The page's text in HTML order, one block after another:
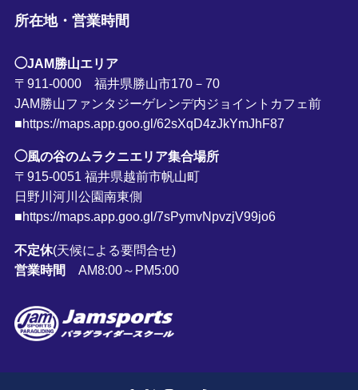
所在地・営業時間
◯JAM勝山エリア
〒911-0000 福井県勝山市170－70
JAM勝山ファンタジーゲレンデ内ジョイントカフェ前
■https://maps.app.goo.gl/62sXqD4zJkYmJhF87
◯風の谷のムラクニエリア集合場所
〒915-0051 福井県越前市帆山町
日野川河川公園南東側
■https://maps.app.goo.gl/7sPymvNpvzjV99jo6
不定休(天候による要問合せ)
営業時間
AM8:00～PM5:00